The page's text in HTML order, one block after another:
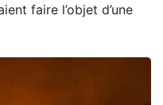
faire l’objet d’une